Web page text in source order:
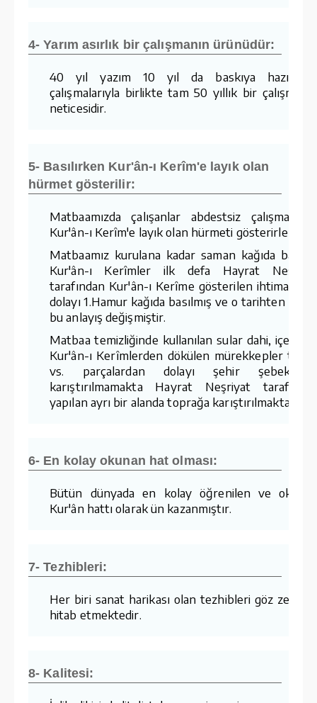
4- Yarım asırlık bir çalışmanın ürünüdür:
40 yıl yazım 10 yıl da baskıya
çalışmalarıyla birlikte tam 50 yıllık bir
neticesidir.
5- Basılırken Kur'ân-ı Kerîm'e layık olan
hürmet gösterilir:
Matbaamızda çalışanlar abdestsiz çalışmaz
Kur'ân-ı Kerîm'e layık olan hürmeti gösterirler.
Matbaamız kurulana kadar saman kağıda
Kur'ân-ı Kerîmler ilk defa Hayrat
tarafından Kur'ân-ı Kerîme gösterilen
dolayı 1.Hamur kağıda basılmış ve o tarihten
bu anlayış değişmiştir.
Matbaa temizliğinde kullanılan sular dahi,
Kur'ân-ı Kerîmlerden dökülen mürekkepler
vs. parçalardan dolayı şehir
karıştırılmamakta Hayrat Neşriyat
yapılan ayrı bir alanda toprağa karıştırılmaktadır.
6- En kolay okunan hat olması:
Bütün dünyada en kolay öğrenilen ve
Kur'ân hattı olarak ün kazanmıştır.
7- Tezhibleri:
Her biri sanat harikası olan tezhibleri göz
hitab etmektedir.
8- Kalitesi: